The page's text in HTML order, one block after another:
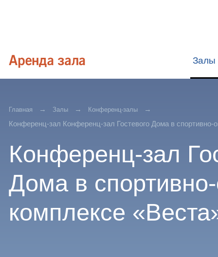
Залы
Главная Залы Конференц-залы
Конференц-зал Конференц-зал Гостевого Дома в спортивно-
Конференц-зал
Дома в
комплексе